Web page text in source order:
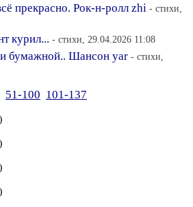
прекрасно. Рок-н-ролл zhi - стихи,
курил... - стихи, 29.04.2026 11:08
бумажной.. Шансон yar - стихи,
51-100 101-137